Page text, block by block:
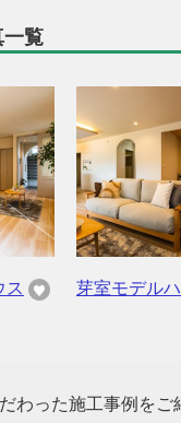
覧
ス 芽室モデル
わった施工事例を